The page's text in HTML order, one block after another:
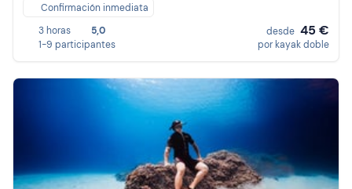
Confirmación inmediata
3 horas
5,0
1-9 participantes
desde 45 €
por kayak doble